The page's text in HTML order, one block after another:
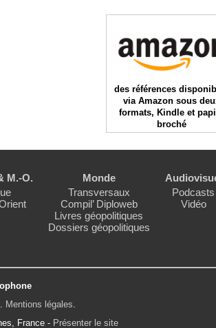
des références
via Amazon sous
formats, Kindle et
broché
M.-O.
Monde
Transversaux
Compil’ Diploweb
Livres géopolitiques
Dossiers géopolitiques
Podcasts
Vidéo
Mentions légales
France - Présenter le site